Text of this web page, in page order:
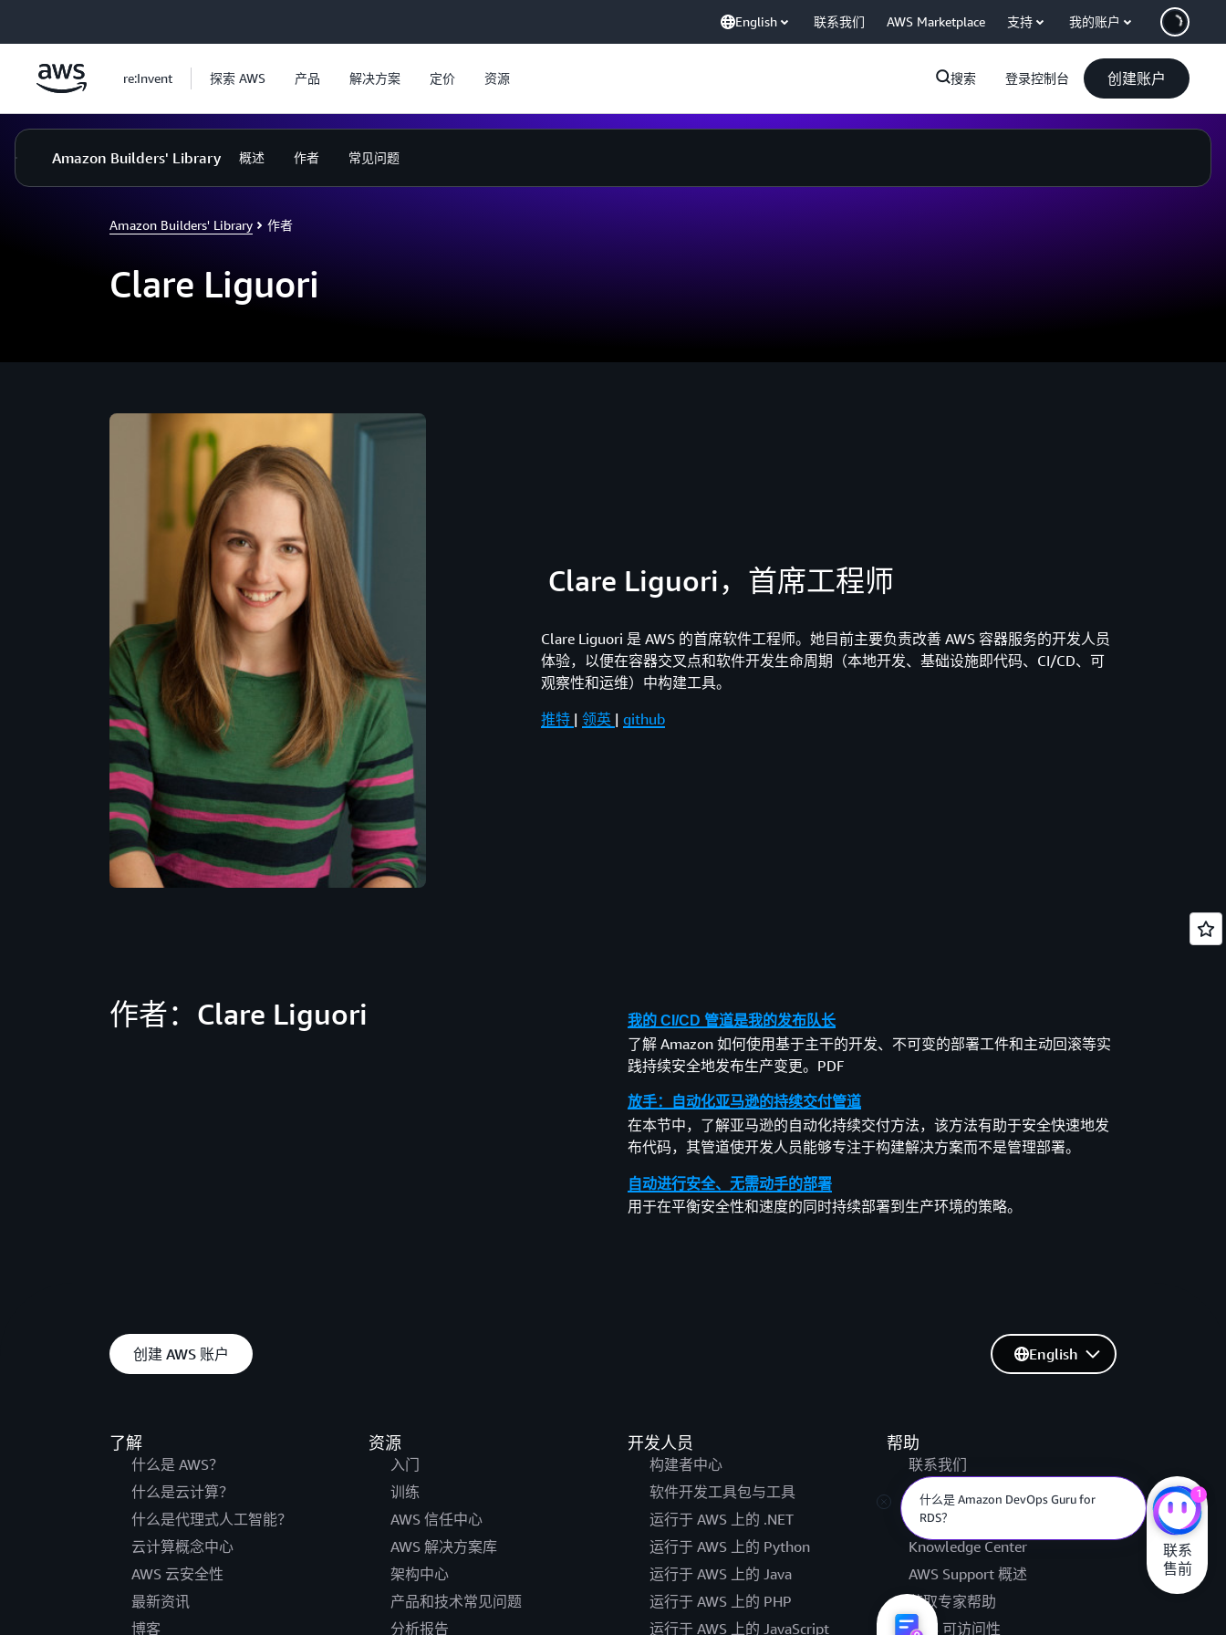
English 联系我们 AWS Marketplace 支持 我的账户
re:Invent 探索 AWS 产品 解决方案 定价 资源 搜索 登录控制台 创建账户
Amazon Builders' Library 概述 作者 常见问题
Amazon Builders' Library 作者
Clare Liguori
Clare Liguori，首席工程师
Clare Liguori 是 AWS 的首席软件工程师。她目前主要负责改善 AWS 容器服务的开发人员
体验，以便在容器交叉点和软件开发生命周期（本地开发、基础设施即代码、CI/CD、可
观察性和运维）中构建工具。
推特 |领英 |github
作者：Clare Liguori 我的 CI/CD 管道是我的发布队长
了解 Amazon 如何使用基于主干的开发、不可变的部署工件和主动回滚等实
践持续安全地发布生产变更。PDF
放手：自动化亚马逊的持续交付管道
在本节中，了解亚马逊的自动化持续交付方法，该方法有助于安全快速地发
布代码，其管道使开发人员能够专注于构建解决方案而不是管理部署。
自动进行安全、无需动手的部署
用于在平衡安全性和速度的同时持续部署到生产环境的策略。
创建 AWS 账户
了解
什么是 AWS？
什么是云计算？
什么是代理式人工智能？
云计算概念中心
AWS 云安全性
最新资讯
博客
资源
入门
训练
AWS 信任中心
AWS 解决方案库
架构中心
产品和技术常见问题
分析报告
开发人员
构建者中心
软件开发工具包与工具
运行于 AWS 上的 .NET
运行于 AWS 上的 Python
运行于 AWS 上的 Java
运行于 AWS 上的 PHP
运行于 AWS 上的 JavaScript
帮助
联系我们
提交支持工单
AWS re:Post
Knowledge Center
AWS Support 概述
获取专家帮助
AWS 可访问性
English
什么是 Amazon DevOps Guru for
RDS？
1
联系
售前